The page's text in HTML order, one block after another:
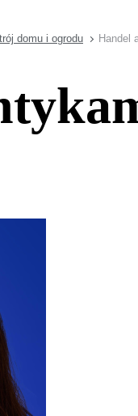
domu i ogrodu Handel